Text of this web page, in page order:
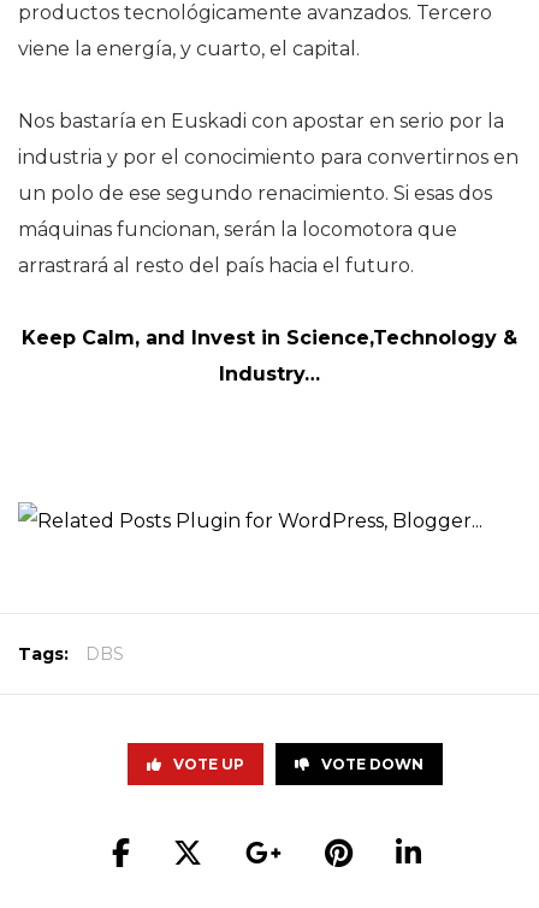
productos tecnológicamente avanzados. Tercero
viene la energía, y cuarto, el capital.
Nos bastaría en Euskadi con apostar en serio por la
industria y por el conocimiento para convertirnos en
un polo de ese segundo renacimiento. Si esas dos
máquinas funcionan, serán la locomotora que
arrastrará al resto del país hacia el futuro.
Keep Calm, and Invest in Science,Technology &
Industry…
Tags: DBS
VOTE UP VOTE DOWN